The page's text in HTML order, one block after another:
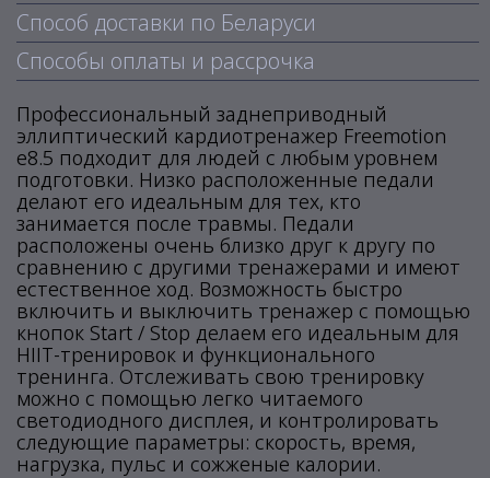
Способ доставки по Беларуси
Способы оплаты и рассрочка
Профессиональный заднеприводный
эллиптический кардиотренажер Freemotion
e8.5 подходит для людей с любым уровнем
подготовки. Низко расположенные педали
делают его идеальным для тех, кто
занимается после травмы. Педали
расположены очень близко друг к другу по
сравнению с другими тренажерами и имеют
естественное ход. Возможность быстро
включить и выключить тренажер с помощью
кнопок Start / Stop делаем его идеальным для
HIIT-тренировок и функционального
тренинга. Отслеживать свою тренировку
можно с помощью легко читаемого
светодиодного дисплея, и контролировать
следующие параметры: скорость, время,
нагрузка, пульс и сожженые калории.